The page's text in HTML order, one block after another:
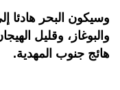
وسيكون البحر هادئا
والبوغاز، وقليل
هائج جنوب المهدية.